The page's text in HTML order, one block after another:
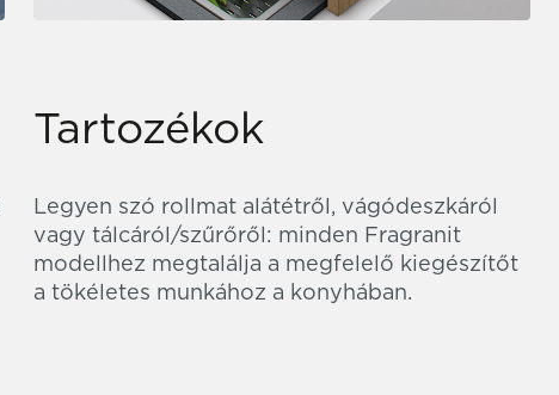
Tartozékok
Legyen szó rollmat alátétről, vágódeszkáról
vagy tálcáról/szűrőről: minden Fragranit
modellhez megtalálja a megfelelő kiegészítőt
a tökéletes munkához a konyhában.